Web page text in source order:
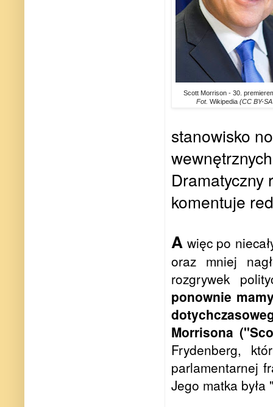
Scott Morrison - 30.
Fot. Wikipedia (CC BY-
stanowisko
Dramatyczny
komentuje
A więc po
oraz mniej
rozgrywek
ponownie
Morrisona
Frydenberg,
parlamentarnej
Jego matka